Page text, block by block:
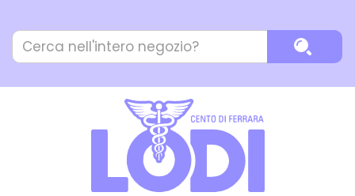
contenuto
principale
Cerca
Prodotto